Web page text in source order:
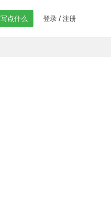
写点什么 登录 / 注册